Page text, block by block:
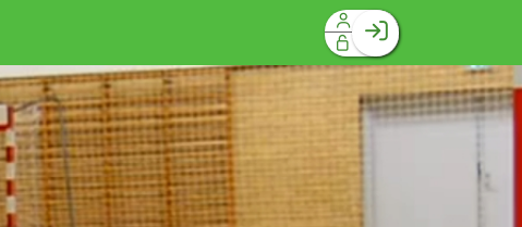
Facebook login
Husk mig
Glemt password